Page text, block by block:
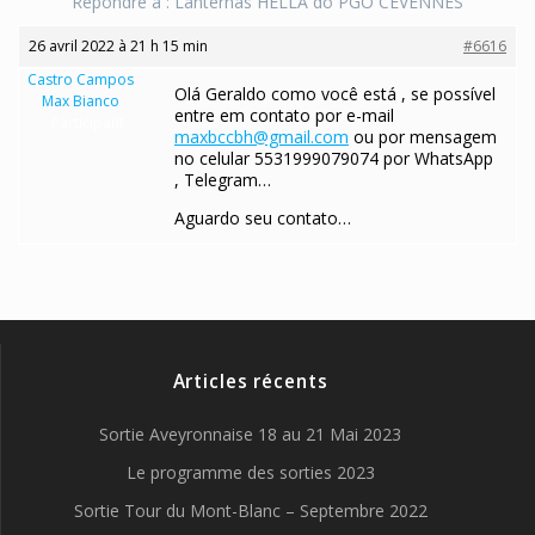
26 avril 2022 à 21 h 15 min
#6616
Castro Campos
Max Bianco
Olá Geraldo como você está , se possível
entre em contato por e-mail
maxbccbh@gmail.com ou por mensagem
no celular 5531999079074 por WhatsApp
, Telegram…
Aguardo seu contato…
Articles récents
Sortie Aveyronnaise 18 au 21 Mai 2023
Le programme des sorties 2023
Sortie Tour du Mont-Blanc – Septembre 2022